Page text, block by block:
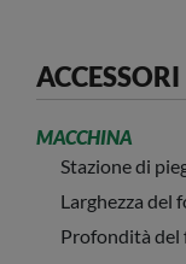
ACCESSORI
MACCHINA
Stazione di
Larghezza del
Profondità del